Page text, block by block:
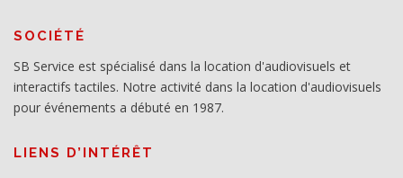
SOCIÉTÉ
SB Service est spécialisé dans la location d'audiovisuels et
interactifs tactiles. Notre activité dans la location d'audiovisuels
pour événements a débuté en 1987.
LIENS D’INTÉRÊT